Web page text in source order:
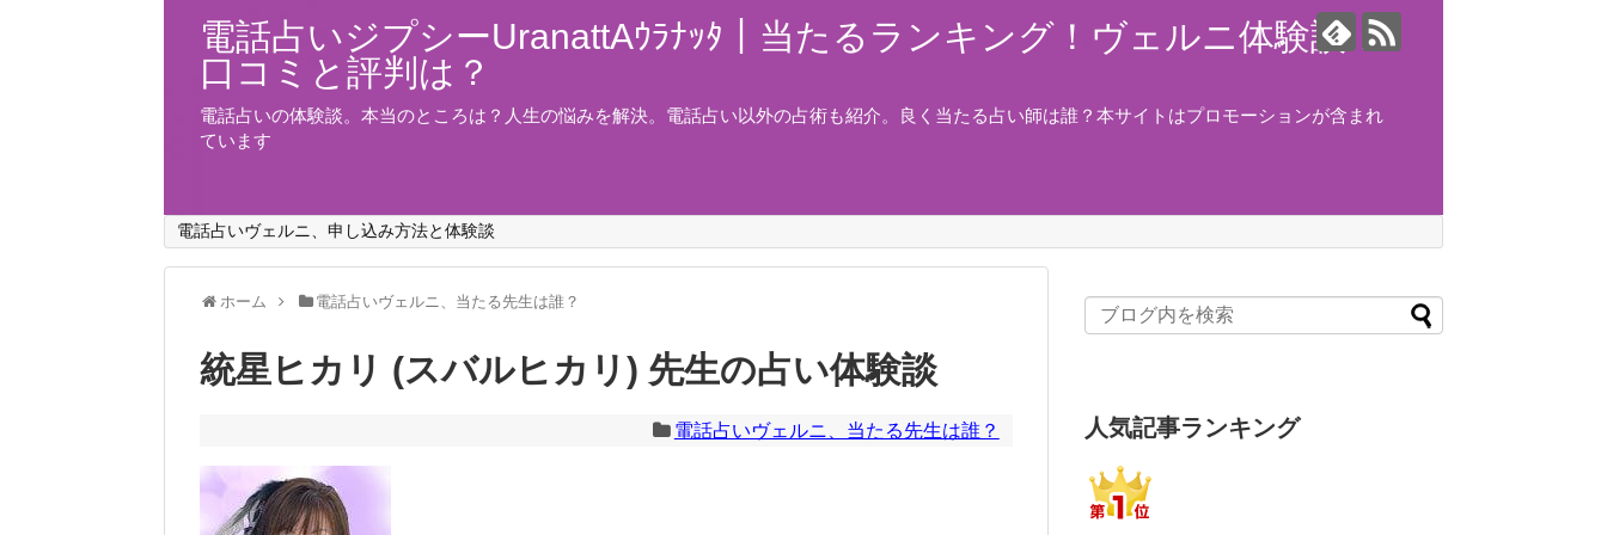
電話占いジプシーUranattAｳﾗﾅｯﾀ｜当たるランキング！ヴェルニ体験談！
口コミと評判は？
電話占いの体験談。本当のところは？人生の悩みを解決。電話占い以外の占術も紹介。良く当たる占い師は誰？本サイトはプロモーションが含まれ
ています
電話占いヴェルニ、申し込み方法と体験談
ホーム 電話占いヴェルニ、当たる先生は誰？
統星ヒカリ (スバルヒカリ) 先生の占い体験談
電話占いヴェルニ、当たる先生は誰？ 人気記事ランキング